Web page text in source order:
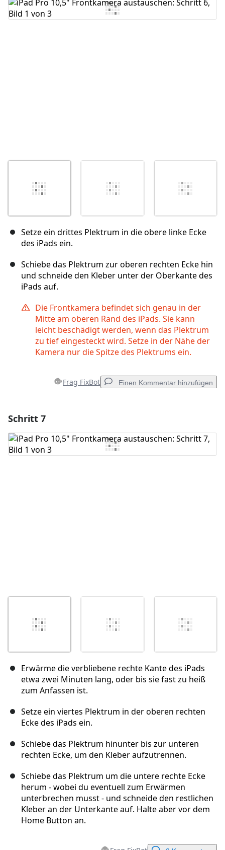
Kommentar hinzufügen
Setze ein drittes Plektrum in die obere linke Ecke
des iPads ein.
Schiebe das Plektrum zur oberen rechten Ecke hin
und schneide den Kleber unter der Oberkante des
iPads auf.
Die Frontkamera befindet sich genau in der
Mitte am oberen Rand des iPads. Sie kann
leicht beschädigt werden, wenn das Plektrum
zu tief eingesteckt wird. Setze in der Nähe der
Kamera nur die Spitze des Plektrums ein.
Frag FixBot Einen Kommentar hinzufügen
Kommentar hinzufügen
Schritt 7
Erwärme die verbliebene rechte Kante des iPads
etwa zwei Minuten lang, oder bis sie fast zu heiß
zum Anfassen ist.
Setze ein viertes Plektrum in der oberen rechten
Ecke des iPads ein.
Schiebe das Plektrum hinunter bis zur unteren
rechten Ecke, um den Kleber aufzutrennen.
Schiebe das Plektrum um die untere rechte Ecke
herum - wobei du eventuell zum Erwärmen
unterbrechen musst - und schneide den restlichen
Kleber an der Unterkante auf. Halte aber vor dem
Home Button an.